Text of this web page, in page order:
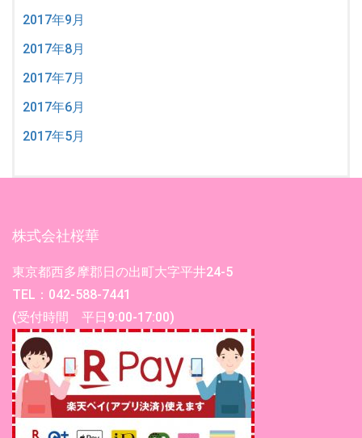
2017年9月
2017年8月
2017年7月
2017年6月
2017年5月
株式会社桜華
東京都西多摩郡日の出町大字平井24-5
TEL：042-588-7441
(受付時間 平日9:00-17:00)